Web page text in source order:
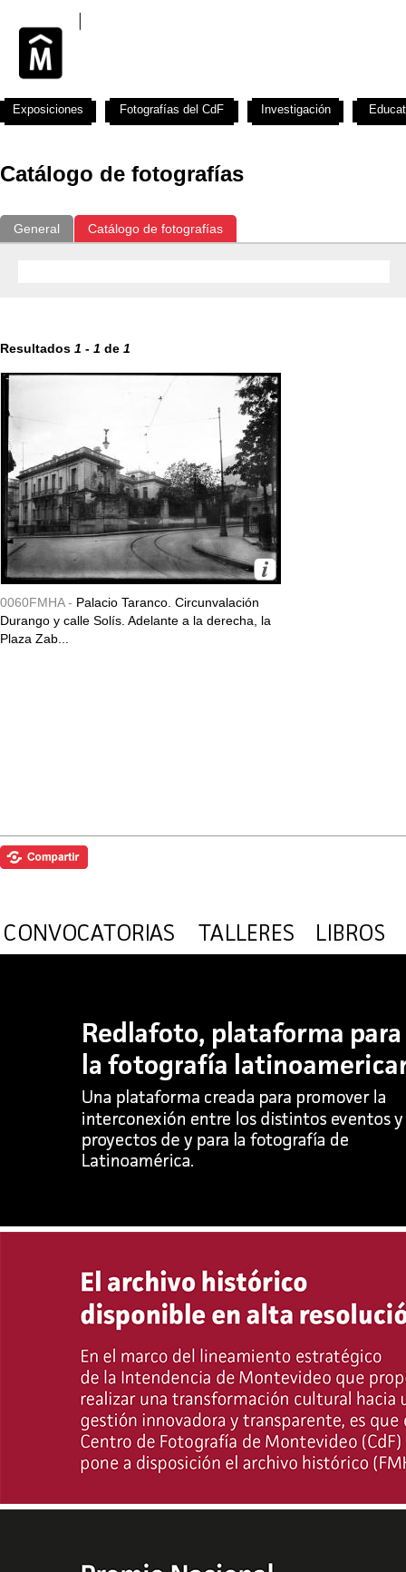
Catálogo de fotografías
General Catálogo de fotografías
Resultados 1 - 1 de 1
0060FMHA - Palacio Taranco. Circunvalación
Durango y calle Solís. Adelante a la derecha, la
Plaza Zab...
Exposiciones Fotografías del CdF Investigación